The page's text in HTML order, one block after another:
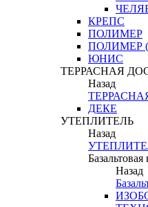
КРЕПС
ПОЛИМЕР
ПОЛИМЕР (в
ЮНИС
ТЕРРАСНАЯ
Назад
ДЕКЕ
УТЕПЛИТЕЛЬ
Назад
Базальтовая
Назад